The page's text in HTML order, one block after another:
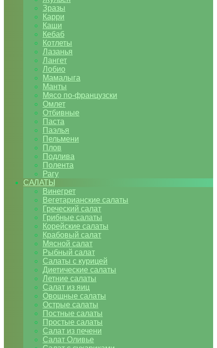
Зразы
Карри
Каши
Кебаб
Котлеты
Лазанья
Лангет
Лобио
Мамалыга
Манты
Мясо по-французски
Омлет
Отбивные
Паста
Паэлья
Пельмени
Плов
Подлива
Полента
Рагу
САЛАТЫ
Винегрет
Вегетарианские салаты
Греческий салат
Грибные салаты
Корейские салаты
Крабовый салат
Мясной салат
Рыбный салат
Салаты с курицей
Диетические салаты
Летние салаты
Салат из яиц
Овощные салаты
Острые салаты
Постные салаты
Простые салаты
Салат из печени
Салат Оливье